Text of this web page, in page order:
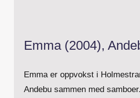
Emma (2004),
Emma er oppvokst i
Andebu sammen med